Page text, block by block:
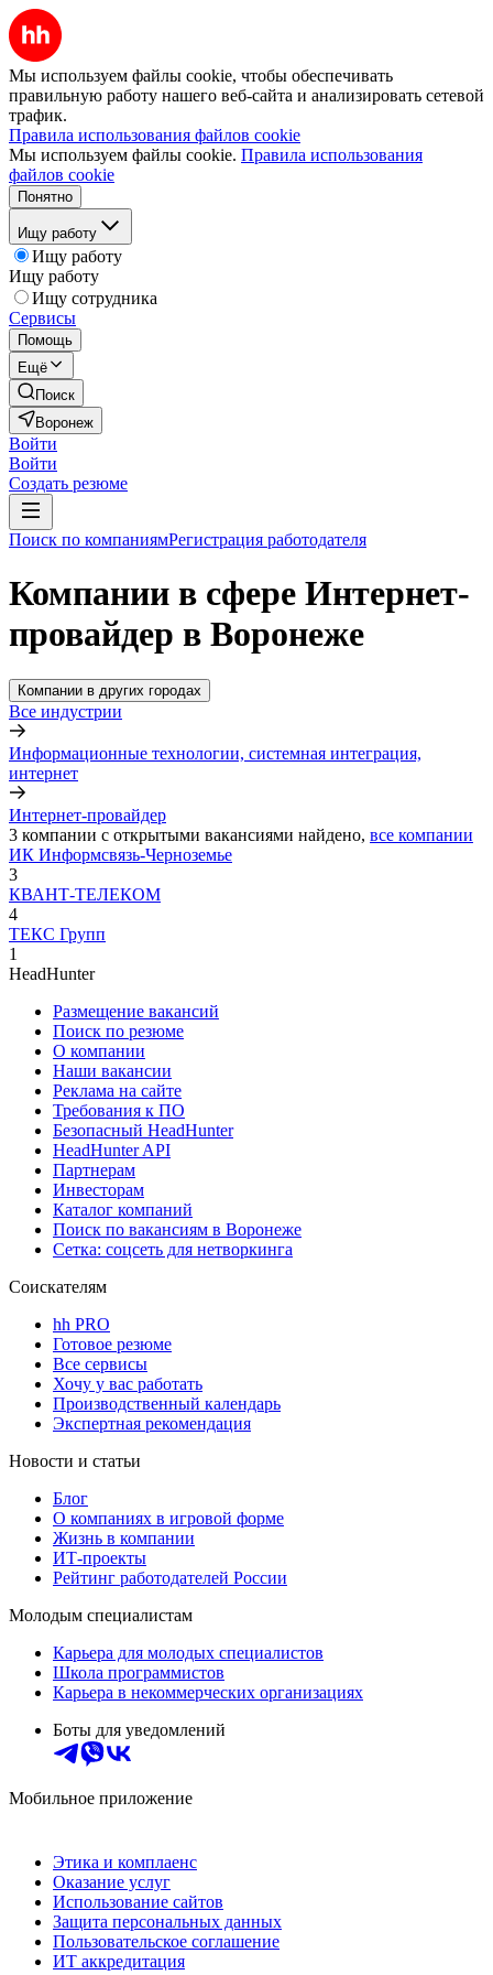
Мы используем файлы cookie, чтобы обеспечивать
правильную работу нашего веб-сайта и анализировать сетевой
трафик.
Правила использования файлов cookie
Мы используем файлы cookie. Правила использования
файлов cookie
Понятно
Ищу работу
Ищу работу
Ищу работу
Ищу сотрудника
Сервисы
Помощь
Ещё
Поиск
Воронеж
Войти
Войти
Создать резюме
Поиск по компаниямРегистрация работодателя
Компании в сфере Интернет-
провайдер в Воронеже
Компании в других городах
Все индустрии
Информационные технологии, системная интеграция,
интернет
Интернет-провайдер
3 компании с открытыми вакансиями найдено, все компании
ИК Информсвязь-Черноземье
3
КВАНТ-ТЕЛЕКОМ
4
ТЕКС Групп
1
HeadHunter
Размещение вакансий
Поиск по резюме
О компании
Наши вакансии
Реклама на сайте
Требования к ПО
Безопасный HeadHunter
HeadHunter API
Партнерам
Инвесторам
Каталог компаний
Поиск по вакансиям в Воронеже
Сетка: соцсеть для нетворкинга
Соискателям
hh PRO
Готовое резюме
Все сервисы
Хочу у вас работать
Производственный календарь
Экспертная рекомендация
Новости и статьи
Блог
О компаниях в игровой форме
Жизнь в компании
ИТ-проекты
Рейтинг работодателей России
Молодым специалистам
Карьера для молодых специалистов
Школа программистов
Карьера в некоммерческих организациях
Боты для уведомлений
Мобильное приложение
Этика и комплаенс
Оказание услуг
Использование сайтов
Защита персональных данных
Пользовательское соглашение
ИТ аккредитация